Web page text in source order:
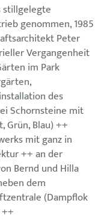
stillgelegte
genommen, 1985
Peter
Vergangenheit
im Park
des
Schornsteine mit
Grün, Blau) ++
mit ganz in
++ an der
Bernd und Hilla
dem
(Dampflok